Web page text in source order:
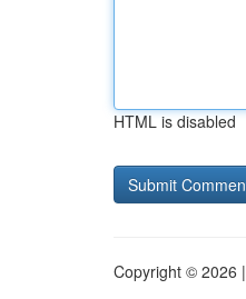
HTML is disabled
Copyright © 2026 |